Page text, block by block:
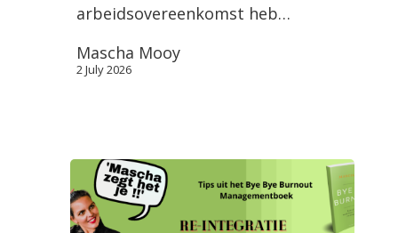
arbeidsovereenkomst heb…
Mascha Mooy
2 July 2026